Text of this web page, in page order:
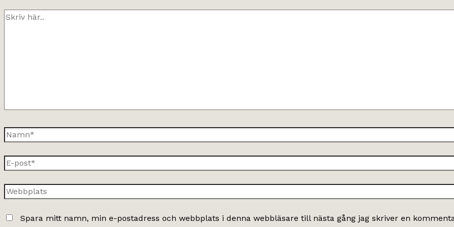
Skriv
Namn*
E-
post*
Webbplats
Spara mitt namn, min e-postadress och webbplats i denna webbläsare till nästa gång jag skriver en